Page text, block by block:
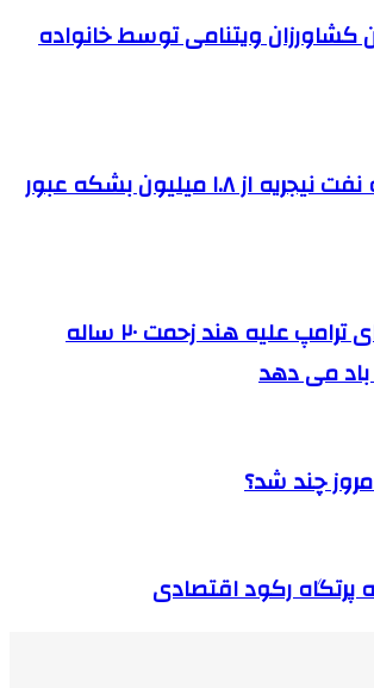
کشاورزان ویتنامی توسط خانواده
تولید روزانه نفت نیجریه از ۱.۸ میلیون بشکه عبور
سیاست های ترامپ علیه هند زحمت ۲۰ ساله
باد می دهد
چند شد؟
پرتگاه رکود اقتصادی